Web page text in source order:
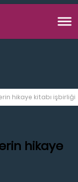
hikaye kitabı işbirliği
hikaye